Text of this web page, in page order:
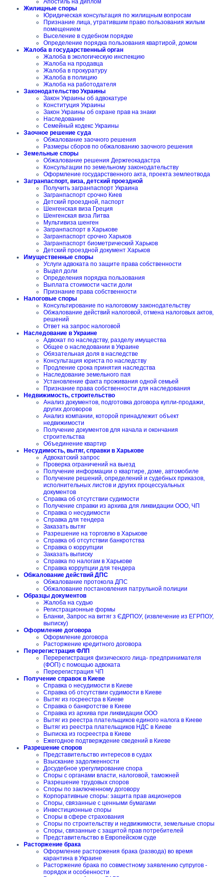
Апостиль на диплом
Жилищные споры
Юридическая консультация по жилищным вопросам
Признание лица, утратившим право пользования жилым
помещением
Выселение в судебном порядке
Определение порядка пользования квартирой, домом
Жалоба в государственный орган
Жалоба в экологическую инспекцию
Жалоба на продавца
Жалоба в прокуратуру
Жалоба в полицию
Жалоба на работодателя
Законодательство Украины
Закон Украины об адвокатуре
Конституция Украины
Закон Украины об охране прав на знаки
Наследование
Семейный кодекс Украины
Заочное решение суда
Обжалование заочного решения
Размеры сборов по обжалованию заочного решения
Земельные споры
Обжалование решения Держгеокадастра
Консультации по земельному законодательству
Оформление государственного акта, проекта землеотвода
Загранпаспорт, виза, детский проездной
Получить загранпаспорт Украина
Загранпаспорт срочно Киев
Детский проездной, паспорт
Шенгенская виза Греция
Шенгенская виза Литва
Мультивиза шенген
Загранпаспорт в Харькове
Загранпаспорт срочно Харьков
Загранпаспорт биометрический Харьков
Детский проездной документ Харьков
Имущественные споры
Услуги адвоката по защите права собственности
Выдел доли
Определения порядка пользования
Выплата стоимости части доли
Признание права собственности
Налоговые споры
Консультирование по налоговому законодательству
Обжалование действий налоговой, отмена налоговых актов,
решений
Ответ на запрос налоговой
Наследование в Украине
Адвокат по наследству, разделу имущества
Общее о наследовании в Украине
Обязательная доля в наследстве
Консультация юриста по наследству
Продление срока принятия наследства
Наследование земельного пая
Установление факта проживания одной семьей
Признание права собственности для наследования
Недвижимость, строительство
Анализ документов, подготовка договора купли-продажи,
других договоров
Анализ компании, которой принадлежит объект
недвижимости
Получение документов для начала и окончания
строительства
Объединение квартир
Несудимость, вытяг, справки в Харькове
Адвокатский запрос
Проверка ограничений на выезд
Получение информации о квартире, доме, автомобиле
Получение решений, определений и судебных приказов,
исполнительных листов и других процессуальных
документов
Справка об отсутствии судимости
Получение справки из архива для ликвидации ООО, ЧП
Справка о несудимости
Справка для тендера
Заказать вытяг
Разрешение на торговлю в Харькове
Справка об отсутствии банкротства
Справка о коррупции
Заказать выписку
Справка по налогам в Харькове
Справка коррупции для тендера
Обжалование действий ДПС
Обжалование протокола ДПС
Обжалование постановления патрульной полиции
Образцы документов
Жалоба на судью
Регистрационные формы
Бланки, Запрос на витяг з ЄДРПОУ, (извлечение из ЕГРПОУ,
выписку)
Оформление договора
Оформление договора
Расторжение кредитного договора
Перерегистрация ФЛП
Перерегистрация физического лица- предпринимателя
(ФОП) с помощью адвоката
Перерегистрация ЧП
Получение справок в Киеве
Справка о несудимости в Киеве
Справка об отсутствии судимости в Киеве
Вытяг из госреестра в Киеве
Справка о банкротстве в Киеве
Справка из архива при ликвидации ООО
Вытяг из реестра плательщиков единого налога в Киеве
Вытяг из реестра плательщиков НДС в Киеве
Выписка из госреестра в Киеве
Ежегодное подтверждение сведений в Киеве
Разрешение споров
Представительство интересов в судах
Взыскание задолженности
Досудебное урегулирование спора
Споры с органами власти, налоговой, таможней
Разрешение трудовых споров
Споры по заключенному договору
Корпоративные споры: защита прав акционеров
Споры, связанные с ценными бумагами
Инвестиционные споры
Споры в сфере страхования
Споры по строительству и недвижимости, земельные споры
Споры, связанные с защитой прав потребителей
Представительство в Европейском суде
Расторжение брака
Оформление расторжения брака (развода) во время
карантина в Украине
Расторжение брака по совместному заявлению супругов -
порядок и особенности